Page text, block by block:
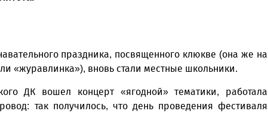
праздника, посвященного клюкве (она же на
«журавлинка»), вновь стали местные школьники.
ДК вошел концерт «ягодной» тематики, работала
так получилось, что день проведения фестиваля